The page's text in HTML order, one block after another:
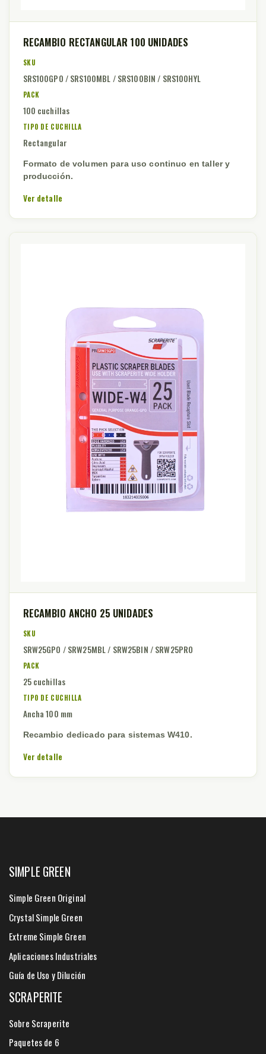
RECAMBIO RECTANGULAR 100 UNIDADES
SKU
SRS100GPO / SRS100MBL / SRS100BIN / SRS100HYL
PACK
100 cuchillas
TIPO DE CUCHILLA
Rectangular
Formato de volumen para uso continuo en taller y
producción.
Ver detalle
RECAMBIO ANCHO 25 UNIDADES
SKU
SRW25GPO / SRW25MBL / SRW25BIN / SRW25PRO
PACK
25 cuchillas
TIPO DE CUCHILLA
Ancha 100 mm
Recambio dedicado para sistemas W410.
Ver detalle
SIMPLE GREEN
Simple Green Original
Crystal Simple Green
Extreme Simple Green
Aplicaciones Industriales
Guía de Uso y Dilución
SCRAPERITE
Sobre Scraperite
Paquetes de 6